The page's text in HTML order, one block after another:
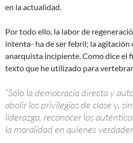
en la actualidad.
Por todo ello, la labor de
intenta- ha de ser febril; la
anarquista incipiente. Como dice el
texto que he utilizado para
“Sólo la democracia directa y
abolir los privilegios de clase y,
liderazgo, reconocer los
la moralidad en quienes